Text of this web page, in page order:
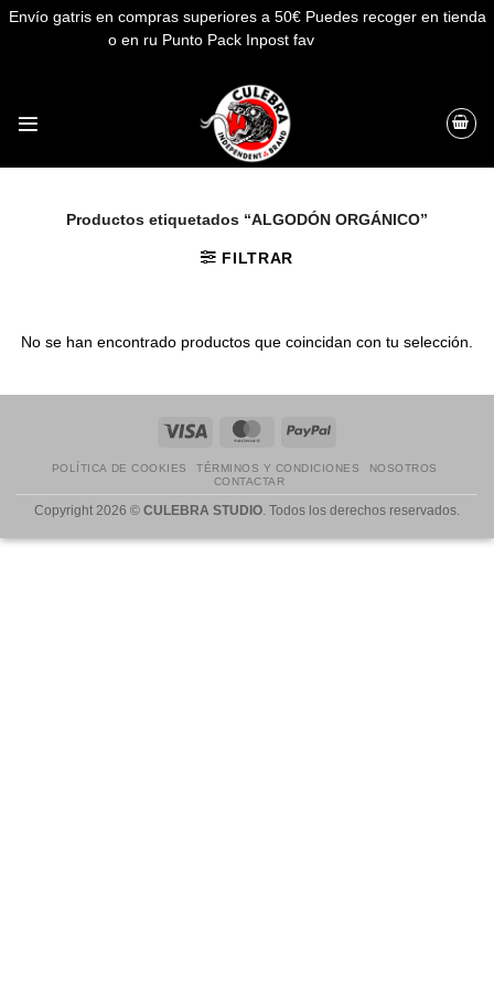
Envío gatris en compras superiores a 50€ Puedes recoger en tienda
o en ru Punto Pack Inpost fav
contenido
Productos etiquetados “ALGODÓN ORGÁNICO”
FILTRAR
No se han encontrado productos que coincidan con tu selección.
MasterCardPayPal
POLÍTICA DE COOKIES TÉRMINOS Y CONDICIONES
NOSOTROS
CONTACTAR
Copyright 2026 © CULEBRA STUDIO . Todos los derechos reservados.